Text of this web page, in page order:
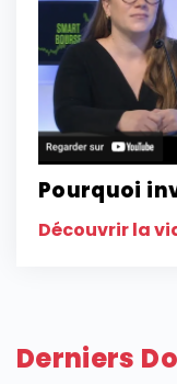
Pourquoi
Découvrir la
Derniers